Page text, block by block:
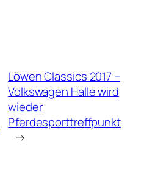
Löwen Classics 2017 –
Volkswagen Halle wird
wieder
Pferdesporttreffpunkt
→